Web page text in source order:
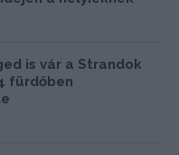
is vár a Strandok
fürdőben